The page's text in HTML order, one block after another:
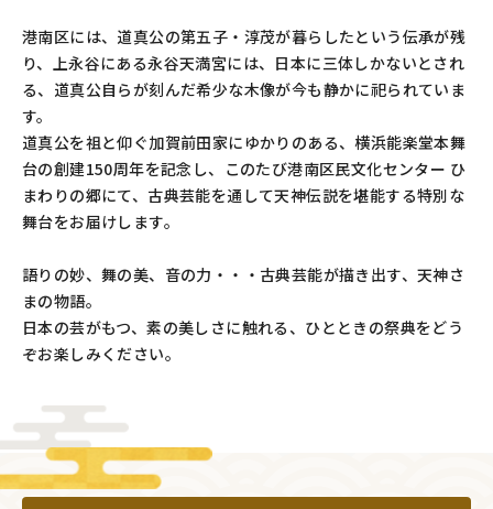
港南区には、道真公の第五子・淳茂が暮らしたという伝承が残
り、上永谷にある永谷天満宮には、日本に三体しかないとされ
る、道真公自らが刻んだ希少な木像が今も静かに祀られていま
す。
道真公を祖と仰ぐ加賀前田家にゆかりのある、横浜能楽堂本舞
台の創建150周年を記念し、このたび港南区民文化センター ひ
まわりの郷にて、古典芸能を通して天神伝説を堪能する特別な
舞台をお届けします。
語りの妙、舞の美、音の力・・・古典芸能が描き出す、天神さ
まの物語。
日本の芸がもつ、素の美しさに触れる、ひとときの祭典をどう
ぞお楽しみください。